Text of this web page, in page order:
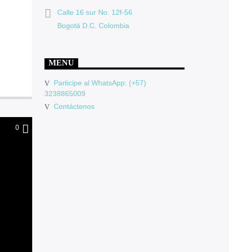
0
Calle 16 sur No. 12f-56
Bogotá D.C. Colombia
MENU
Participe al WhatsApp: (+57)
3238865009
Contáctenos